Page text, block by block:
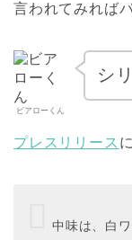
言われてみれば
ビアローくん
シ
プレスリリース
中味は、白